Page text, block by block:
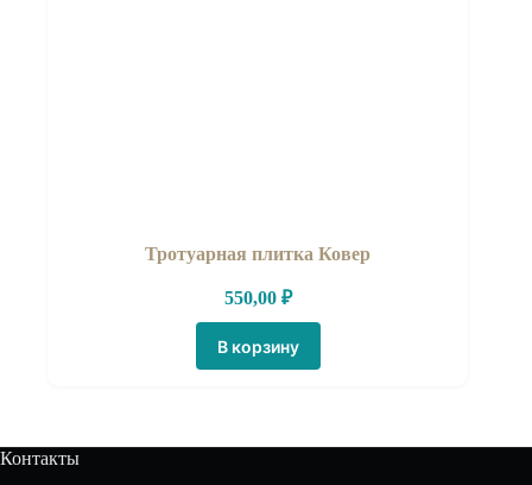
Тротуарная плитка Ковер
550,00 ₽
В корзину
Контакты